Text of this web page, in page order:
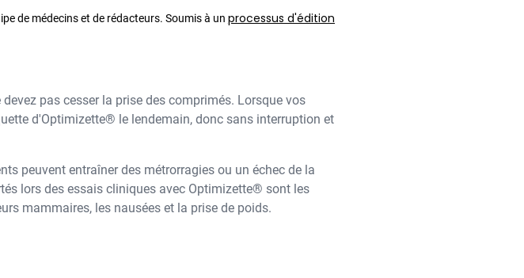
de médecins et de rédacteurs. Soumis à un processus d'édition
pas cesser la prise des comprimés. Lorsque vos
d'Optimizette® le lendemain, donc sans interruption et
peuvent entraîner des métrorragies ou un échec de la
lors des essais cliniques avec Optimizette® sont les
mammaires, les nausées et la prise de poids.